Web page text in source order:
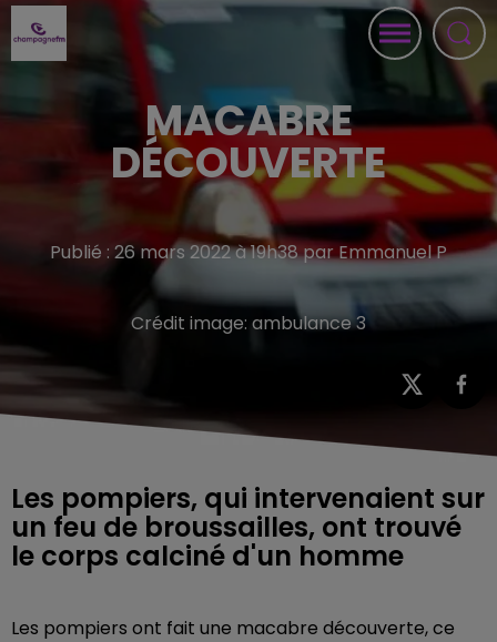
MACABRE
DÉCOUVERTE
Publié : 26 mars 2022 à 19h38 par Emmanuel P
Crédit image: ambulance 3
Les pompiers, qui intervenaient sur
un feu de broussailles, ont trouvé
le corps calciné d'un homme
Les pompiers ont fait une macabre découverte, ce